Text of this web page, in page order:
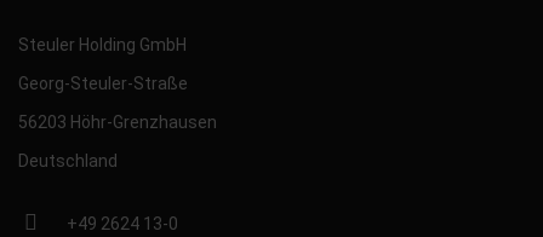
Steuler Holding GmbH
Georg-Steuler-Straße
56203 Höhr-Grenzhausen
Deutschland
+49 2624 13-0